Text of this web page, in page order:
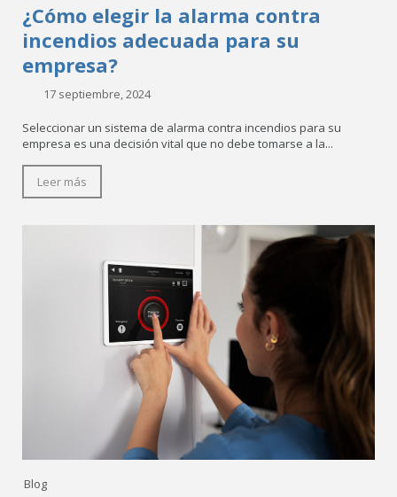
¿Cómo elegir la alarma contra
incendios adecuada para su
empresa?
17 septiembre, 2024
Seleccionar un sistema de alarma contra incendios para su
empresa es una decisión vital que no debe tomarse a la...
Leer más
Blog